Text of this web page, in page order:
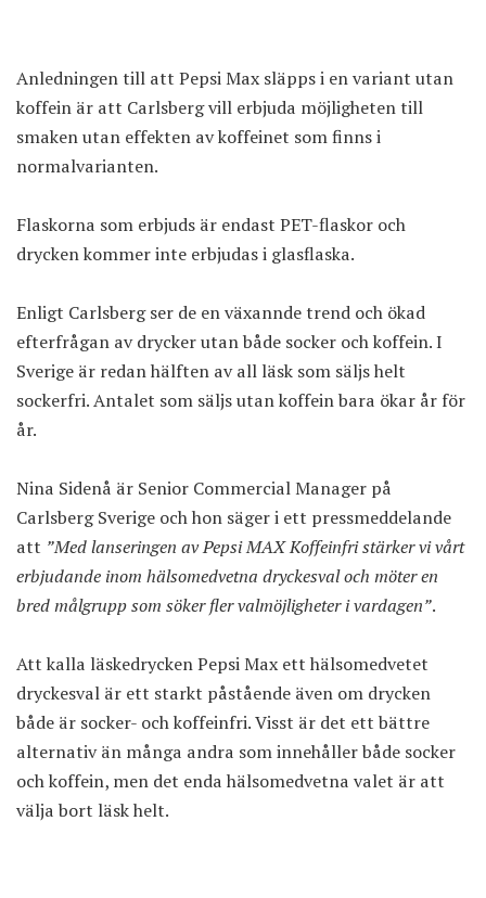
Anledningen till att Pepsi Max släpps i en variant utan
koffein är att Carlsberg vill erbjuda möjligheten till
smaken utan effekten av koffeinet som finns i
normalvarianten.
Flaskorna som erbjuds är endast PET-flaskor och
drycken kommer inte erbjudas i glasflaska.
Enligt Carlsberg ser de en växannde trend och ökad
efterfrågan av drycker utan både socker och koffein. I
Sverige är redan hälften av all läsk som säljs helt
sockerfri. Antalet som säljs utan koffein bara ökar år för
år.
Nina Sidenå är Senior Commercial Manager på
Carlsberg Sverige och hon säger i ett pressmeddelande
att ”Med lanseringen av Pepsi MAX Koffeinfri stärker vi vårt
erbjudande inom hälsomedvetna dryckesval och möter en
bred målgrupp som söker fler valmöjligheter i vardagen”.
Att kalla läskedrycken Pepsi Max ett hälsomedvetet
dryckesval är ett starkt påstående även om drycken
både är socker- och koffeinfri. Visst är det ett bättre
alternativ än många andra som innehåller både socker
och koffein, men det enda hälsomedvetna valet är att
välja bort läsk helt.